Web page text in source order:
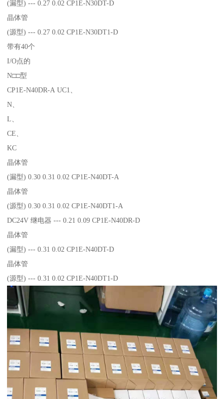
(漏型) --- 0.27 0.02 CP1E-N30DT-D
晶体管
(源型) --- 0.27 0.02 CP1E-N30DT1-D
带有40个
I/O点的
N□□型
CP1E-N40DR-A UC1、
N、
L、
CE、
KC
晶体管
(漏型) 0.30 0.31 0.02 CP1E-N40DT-A
晶体管
(源型) 0.30 0.31 0.02 CP1E-N40DT1-A
DC24V 继电器 --- 0.21 0.09 CP1E-N40DR-D
晶体管
(漏型) --- 0.31 0.02 CP1E-N40DT-D
晶体管
(源型) --- 0.31 0.02 CP1E-N40DT1-D